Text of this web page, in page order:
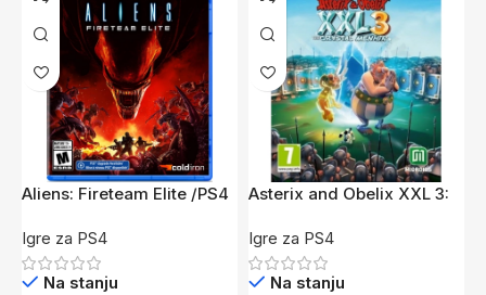
Aliens: Fireteam Elite /PS4
Igre za PS4
Na stanju
Asterix and Obelix XXL 3:
Edition /PS4
Igre za PS4
Na stanju